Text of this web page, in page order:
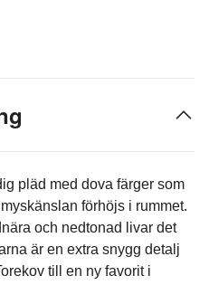
pläd med dova färger som
förhöjs i rummet.
och nedtonad livar det
är en extra snygg detalj
till en ny favorit i